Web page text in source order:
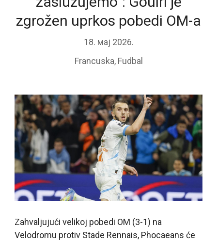
zgrožen uprkos pobedi OM-a
18. мај 2026.
Francuska, Fudbal
Zahvaljujući velikoj pobedi OM (3-1) na
Velodromu protiv Stade Rennais, Phocaeans će